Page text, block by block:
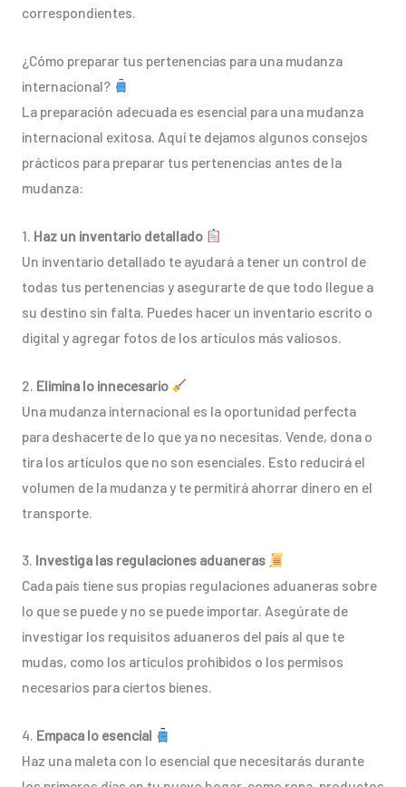
correspondientes.
¿Cómo preparar tus pertenencias para una mudanza
internacional?
La preparación adecuada es esencial para una mudanza
internacional exitosa. Aquí te dejamos algunos consejos
prácticos para preparar tus pertenencias antes de la
mudanza:
1. Haz un inventario detallado
Un inventario detallado te ayudará a tener un control de
todas tus pertenencias y asegurarte de que todo llegue a
su destino sin falta. Puedes hacer un inventario escrito o
digital y agregar fotos de los artículos más valiosos.
2. Elimina lo innecesario
Una mudanza internacional es la oportunidad perfecta
para deshacerte de lo que ya no necesitas. Vende, dona o
tira los artículos que no son esenciales. Esto reducirá el
volumen de la mudanza y te permitirá ahorrar dinero en el
transporte.
3. Investiga las regulaciones aduaneras
Cada país tiene sus propias regulaciones aduaneras sobre
lo que se puede y no se puede importar. Asegúrate de
investigar los requisitos aduaneros del país al que te
mudas, como los artículos prohibidos o los permisos
necesarios para ciertos bienes.
4. Empaca lo esencial
Haz una maleta con lo esencial que necesitarás durante